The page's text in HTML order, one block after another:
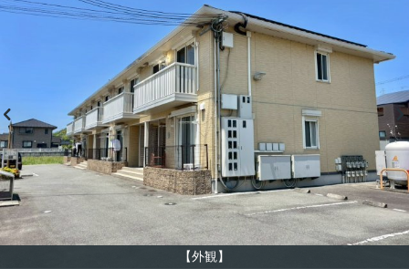
【外観】